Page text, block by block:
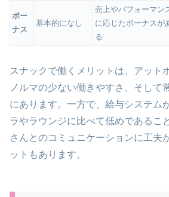
ボー
ナス
基本的になし
売上やパフォーマン
に応じたボーナスが
る
スナックで働くメリットは、アット
ノルマの少ない働きやすさ、そして
にあります。一方で、給与システム
ラやラウンジに比べて低めであるこ
さんとのコミュニケーションに工夫
ットもあります。